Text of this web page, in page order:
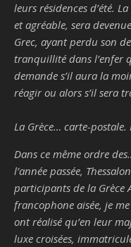
leurs résidences d’été.
et agréable, sera
Grec, ayant perdu son
tranquillité dans l’enfer
demande s’il aura la
réagir ou alors s’il sera
La Grèce… carte-postale.
Dans ce même ordre
l’année passée,
participants de la Grèce
francophone aisée, je
ont réalisé qu’en leur
luxe croisées,